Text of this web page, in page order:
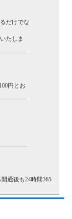
だけでな
たしま
円とお
通後も24時間365